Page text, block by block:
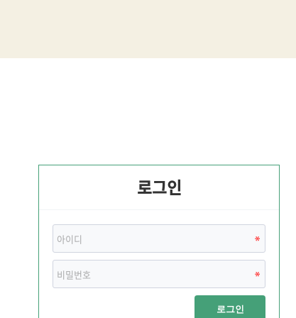
로그인
로그인